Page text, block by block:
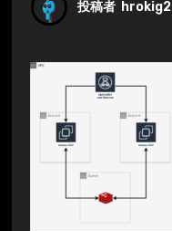
投稿者 hrokig2